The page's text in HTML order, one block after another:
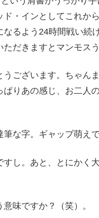
・インとしてこれか
るよう24時間戦い続
だきますとマンモス
うございます。ちゃん
りあの感じ、お二人
な字。ギャップ萌えで
すし。あと、とにか
味ですか？（笑）。